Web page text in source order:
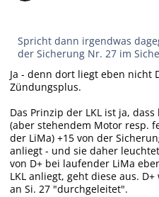
Spricht dann irgendwas
der Sicherung Nr. 27 im
Ja - denn dort liegt eben nicht
Zündungsplus.
Das Prinzip der LKL ist ja,
(aber stehendem Motor resp.
der LiMa) +15 von der
anliegt - und sie daher
von D+ bei laufender LiMa
LKL anliegt, geht diese aus.
an Si. 27 "durchgeleitet".